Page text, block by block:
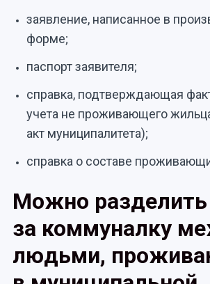
заявление, написанное в
форме;
паспорт заявителя;
справка, подтверждающая
учета не проживающего
акт муниципалитета);
справка о составе
Можно разделить
за коммуналку
людьми,